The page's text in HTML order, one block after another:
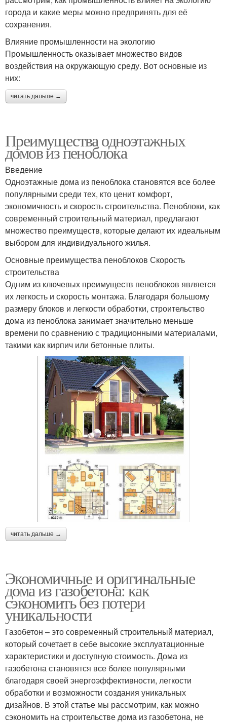
города и какие меры можно предпринять для её
сохранения.
Влияние промышленности на экологию
Промышленность оказывает множество видов
воздействия на окружающую среду. Вот основные из
них:
читать дальше →
Преимущества одноэтажных
домов из пеноблока
Введение
Одноэтажные дома из пеноблока становятся все более
популярными среди тех, кто ценит комфорт,
экономичность и скорость строительства. Пеноблоки, как
современный строительный материал, предлагают
множество преимуществ, которые делают их идеальным
выбором для индивидуального жилья.
Основные преимущества пеноблоков Скорость
строительства
Одним из ключевых преимуществ пеноблоков является
их легкость и скорость монтажа. Благодаря большому
размеру блоков и легкости обработки, строительство
дома из пеноблока занимает значительно меньше
времени по сравнению с традиционными материалами,
такими как кирпич или бетонные плиты.
читать дальше →
Экономичные и оригинальные
дома из газобетона: как
сэкономить без потери
уникальности
Газобетон – это современный строительный материал,
который сочетает в себе высокие эксплуатационные
характеристики и доступную стоимость. Дома из
газобетона становятся все более популярными
благодаря своей энергоэффективности, легкости
обработки и возможности создания уникальных
дизайнов. В этой статье мы рассмотрим, как можно
сэкономить на строительстве дома из газобетона, не